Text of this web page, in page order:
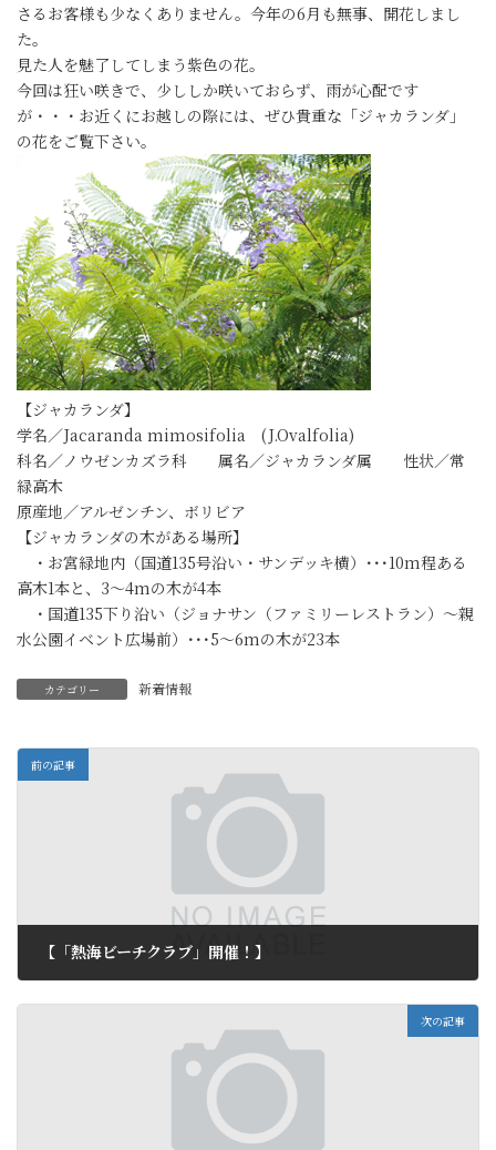
さるお客様も少なくありません。今年の6月も無事、開花しまし
た。
見た人を魅了してしまう紫色の花。
今回は狂い咲きで、少ししか咲いておらず、雨が心配です
が・・・お近くにお越しの際には、ぜひ貴重な「ジャカランダ」
の花をご覧下さい。
【ジャカランダ】
学名／Jacaranda mimosifolia (J.Ovalfolia)
科名／ノウゼンカズラ科 属名／ジャカランダ属 性状／常
緑高木
原産地／アルゼンチン、ボリビア
【ジャカランダの木がある場所】
・お宮緑地内（国道135号沿い・サンデッキ横）･･･10m程ある
高木1本と、3～4mの木が4本
・国道135下り沿い（ジョナサン（ファミリーレストラン）～親
水公園イベント広場前）･･･5～6mの木が23本
カテゴリー 新着情報
前の記事
【「熱海ビーチクラブ」開催！】
次の記事